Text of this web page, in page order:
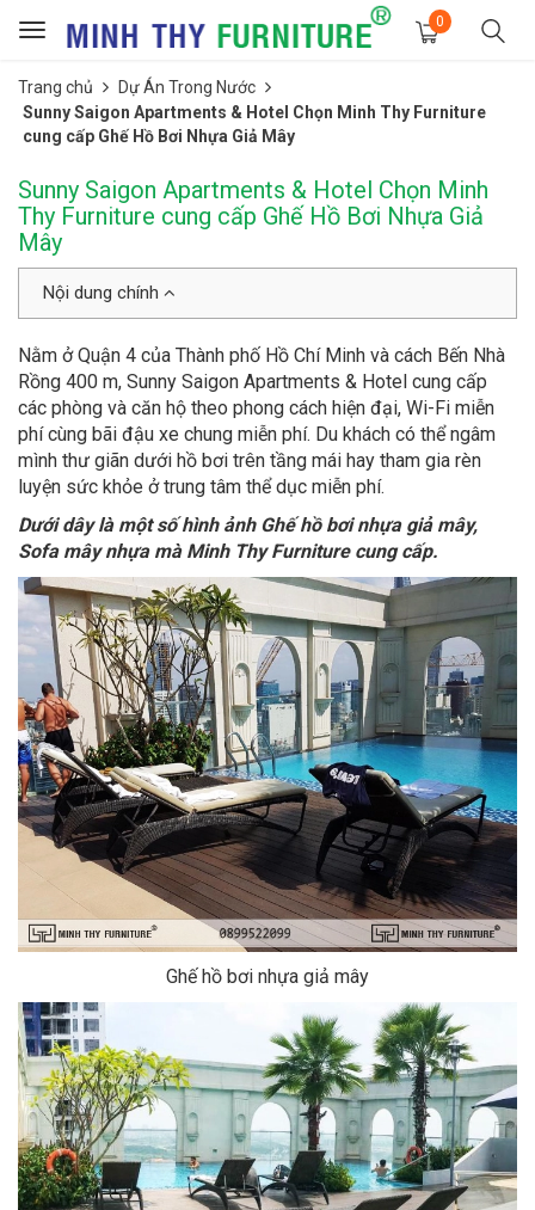
Toggle
0
Trang chủ
Dự Án Trong Nước
Sunny Saigon Apartments & Hotel Chọn Minh Thy Furniture
cung cấp Ghế Hồ Bơi Nhựa Giả Mây
Sunny Saigon Apartments & Hotel Chọn Minh
Thy Furniture cung cấp Ghế Hồ Bơi Nhựa Giả
Mây
Nội dung chính
Nằm ở Quận 4 của Thành phố Hồ Chí Minh và cách Bến Nhà
Rồng 400 m, Sunny Saigon Apartments & Hotel cung cấp
các phòng và căn hộ theo phong cách hiện đại, Wi-Fi miễn
phí cùng bãi đậu xe chung miễn phí. Du khách có thể ngâm
mình thư giãn dưới hồ bơi trên tầng mái hay tham gia rèn
luyện sức khỏe ở trung tâm thể dục miễn phí.
Dưới dây là một số hình ảnh Ghế hồ bơi nhựa giả mây,
Sofa mây nhựa mà Minh Thy Furniture cung cấp.
Ghế hồ bơi nhựa giả mây